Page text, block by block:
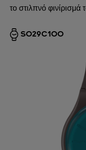
το στιλπνό φινίρισμά
SO29C100